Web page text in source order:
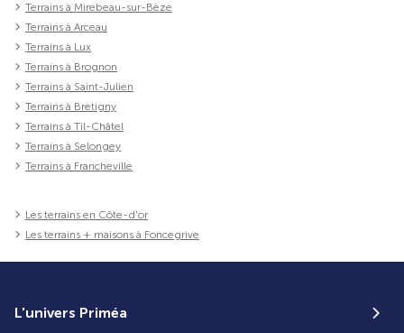
Terrains à Mirebeau-sur-Bèze
Terrains à Arceau
Terrains à Lux
Terrains à Brognon
Terrains à Saint-Julien
Terrains à Bretigny
Terrains à Til-Châtel
Terrains à Selongey
Terrains à Francheville
Les terrains en Côte-d'or
Les terrains + maisons à Foncegrive
L'univers Priméa